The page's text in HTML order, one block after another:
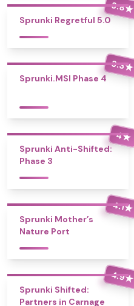
3.8★
Sprunki Regretful 5.0
3.3★
Sprunki.MSI Phase 4
4★
Sprunki Anti-Shifted:
Phase 3
4.1★
Sprunki Mother’s
Nature Port
4.9★
Sprunki Shifted:
Partners in Carnage